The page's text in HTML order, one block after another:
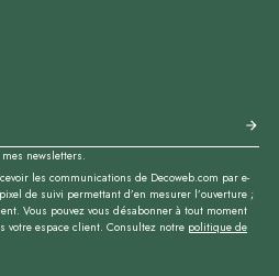
newsletters.
les communications de Decoweb.com par e-
de suivi permettant d’en mesurer l’ouverture ;
Vous pouvez vous désabonner à tout moment
votre espace client. Consultez notre politique de